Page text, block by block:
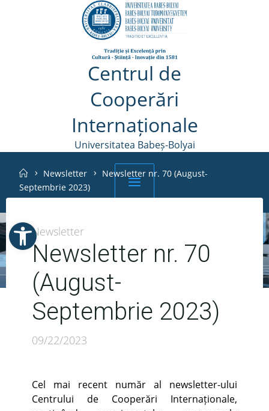
Open toolbar
Centrul de
Cooperări
Internaționale
Universitatea Babeș-Bolyai
Cerere Dispozitia
Rectorului
meeting
HomeNewsletter
Newsletter nr. 70 (August-
Septembrie 2023)
Newsletter
Newsletter nr. 70
(August-
Septembrie 2023)
09/22/2023
Cel mai recent număr al newsletter-ului
Centrului de Cooperări Internaționale,